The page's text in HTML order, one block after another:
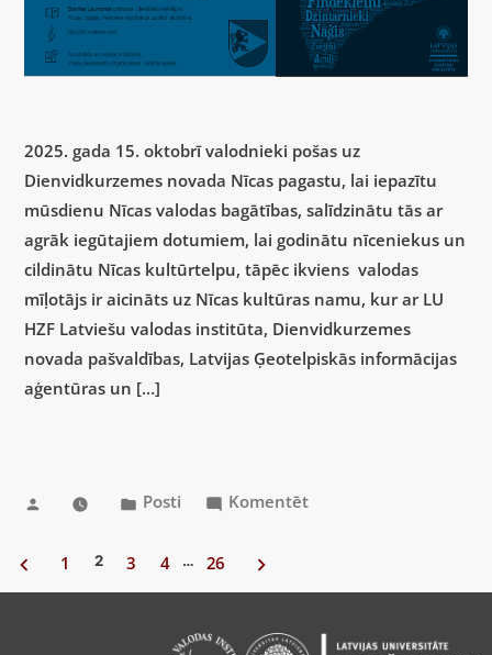
2025. gada 15. oktobrī valodnieki pošas uz
Dienvidkurzemes novada Nīcas pagastu, lai iepazītu
mūsdienu Nīcas valodas bagātības, salīdzinātu tās ar
agrāk iegūtajiem dotumiem, lai godinātu nīceniekus un
cildinātu Nīcas kultūrtelpu, tāpēc ikviens valodas
mīļotājs ir aicināts uz Nīcas kultūras namu, kur ar LU
HZF Latviešu valodas institūta, Dienvidkurzemes
novada pašvaldības, Latvijas Ģeotelpiskās informācijas
aģentūras un […]
Posti Komentēt
1 2 3 4 … 26